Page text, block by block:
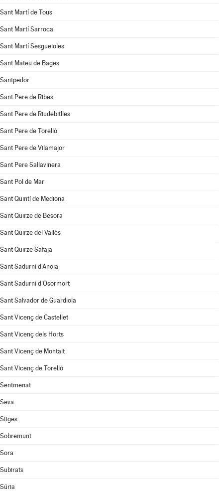
Sant Martí de Tous
Sant Martí Sarroca
Sant Martí Sesgueioles
Sant Mateu de Bages
Santpedor
Sant Pere de Ribes
Sant Pere de Riudebitlles
Sant Pere de Torelló
Sant Pere de Vilamajor
Sant Pere Sallavinera
Sant Pol de Mar
Sant Quintí de Mediona
Sant Quirze de Besora
Sant Quirze del Vallès
Sant Quirze Safaja
Sant Sadurní d'Anoia
Sant Sadurní d'Osormort
Sant Salvador de Guardiola
Sant Vicenç de Castellet
Sant Vicenç dels Horts
Sant Vicenç de Montalt
Sant Vicenç de Torelló
Sentmenat
Seva
Sitges
Sobremunt
Sora
Subirats
Súria